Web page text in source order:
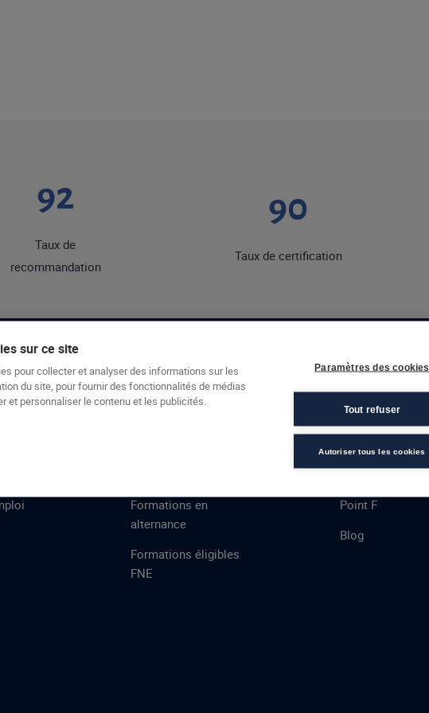
Espace candidats
92
Taux de
recommandation
90
Taux de certification
PRESTATIONS
Formations en
alternance
Formations éligibles
FNE
À PROPOS
Talent
Point F
Blog
sur ce site
pour collecter et analyser des informations sur les
du site, pour fournir des fonctionnalités de médias
et personnaliser le contenu et les publicités.
Paramètres des cookies
Tout refuser
Autoriser tous les cookies